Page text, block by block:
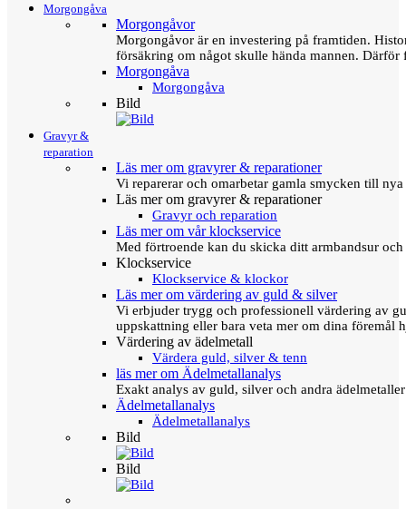
Morgongåva
Morgongåvor
Morgongåvor är en investering på framtiden.
försäkring om något skulle hända mannen.
Morgongåva
Morgongåva
Bild
Gravyr &
reparation
Läs mer om gravyrer & reparationer
Vi reparerar och omarbetar gamla smycken till
Läs mer om gravyrer & reparationer
Gravyr och reparation
Läs mer om vår klockservice
Med förtroende kan du skicka ditt armbandsur
Klockservice
Klockservice & klockor
Läs mer om värdering av guld & silver
Vi erbjuder trygg och professionell värdering av
uppskattning eller bara veta mer om dina föremål
Värdering av ädelmetall
Värdera guld, silver & tenn
läs mer om Ädelmetallanalys
Exakt analys av guld, silver och andra
Ädelmetallanalys
Ädelmetallanalys
Bild
Bild